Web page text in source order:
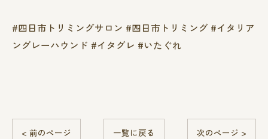
#四日市トリミングサロン #四日市トリミング #イタリア
ングレーハウンド #イタグレ #いたぐれ
< 前のページ 一覧に戻る 次のページ >